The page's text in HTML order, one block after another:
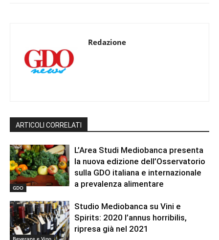
Redazione
ARTICOLI CORRELATI
GDO
L’Area Studi Mediobanca presenta
la nuova edizione dell’Osservatorio
sulla GDO italiana e internazionale
a prevalenza alimentare
Beverage e Vino
Studio Mediobanca su Vini e
Spirits: 2020 l’annus horribilis,
ripresa già nel 2021